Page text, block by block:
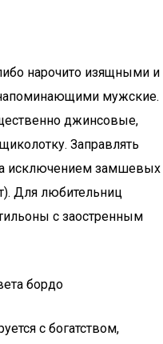
нарочито изящными и
мужские.
джинсовые,
Заправлять
исключением замшевых
Для любительниц
с заостренным
бордо
с богатством,